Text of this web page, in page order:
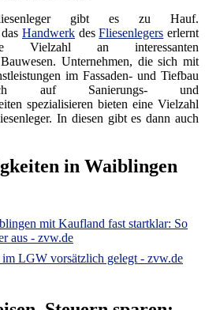
gibt es zu Hauf.
Handwerk desFliesenlegers erlernt
Vielzahl an interessanten
Unternehmen, die sich mit
im Fassaden- und Tiefbau
auf Sanierungs- und
spezialisieren bieten eine Vielzahl
In diesen gibt es dann auch
in Waiblingen
mit Kaufland fast startklar: So
aus - zvw.de
LGW vorsätzlich gelegt - zvw.de